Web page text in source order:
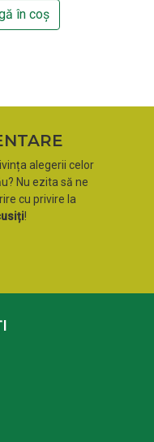
în coș
alegerii celor
Nu ezita să ne
cu privire la
!